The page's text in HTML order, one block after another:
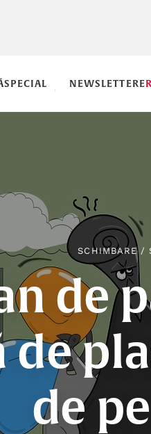
SPECIAL NEWSLETTERE
SCHIMBARE/
de
de
de